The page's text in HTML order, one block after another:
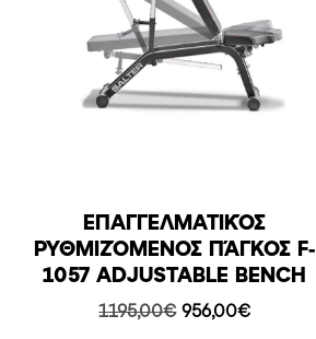
ΕΠΑΓΓΕΛΜΑΤΙΚΌΣ
ΡΥΘΜΙΖΌΜΕΝΟΣ ΠΆΓΚΟΣ F-
1057 ADJUSTABLE BENCH
1195,00€ Original
956,00€Η